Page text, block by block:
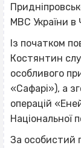
МВС України в
Із початком
Костянтин
особливого
«Сафарі»), а
операцій
Національної
За особистий